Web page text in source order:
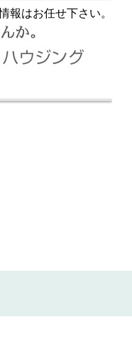
はお任せ下さい。